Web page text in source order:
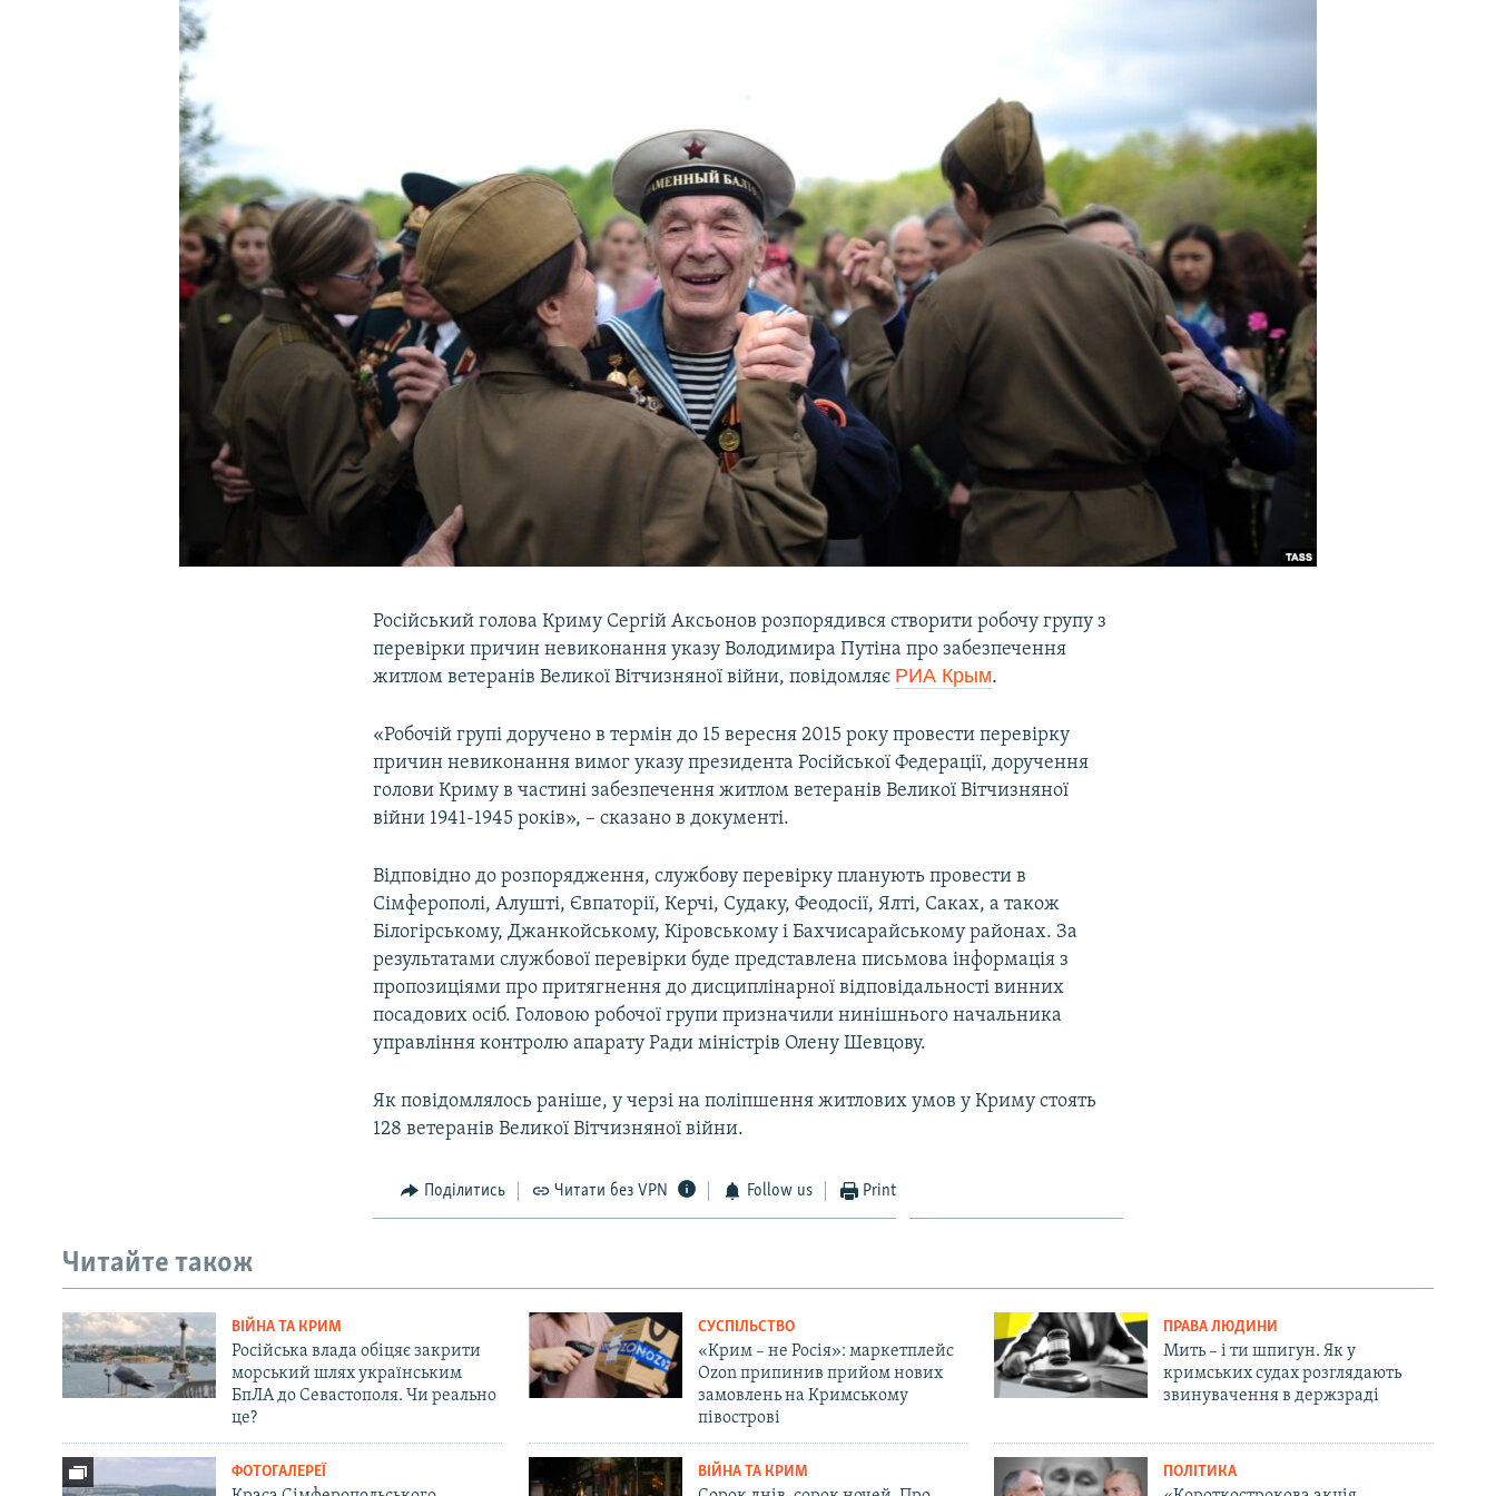
УКРАЇНСЬКА ПРОБЛЕМА КРИМУ
Російський голова Криму Сергій Аксьонов розпорядився створити робочу групу з
перевірки причин невиконання указу Володимира Путіна про забезпечення
житлом ветеранів Великої Вітчизняної війни, повідомляє РИА Крым.
«Робочій групі доручено в термін до 15 вересня 2015 року провести перевірку
причин невиконання вимог указу президента Російської Федерації, доручення
голови Криму в частині забезпечення житлом ветеранів Великої Вітчизняної
війни 1941-1945 років», – сказано в документі.
Відповідно до розпорядження, службову перевірку планують провести в
Сімферополі, Алушті, Євпаторії, Керчі, Судаку, Феодосії, Ялті, Саках, а також
Білогірському, Джанкойському, Кіровському і Бахчисарайському районах. За
результатами службової перевірки буде представлена письмова інформація з
пропозиціями про притягнення до дисциплінарної відповідальності винних
посадових осіб. Головою робочої групи призначили нинішнього начальника
управління контролю апарату Ради міністрів Олену Шевцову.
Як повідомлялось раніше, у черзі на поліпшення житлових умов у Криму стоять
128 ветеранів Великої Вітчизняної війни.
Поділитись Читати без VPN Follow us Print
Читайте також
ВІЙНА ТА КРИМ
Російська влада обіцяє закрити
морський шлях українським
БпЛА до Севастополя. Чи реально
це?
СУСПІЛЬСТВО
«Крим – не Росія»: маркетплейс
Ozon припинив прийом нових
замовлень на Кримському
півострові
ПРАВА ЛЮДИНИ
Мить – і ти шпигун. Як у
кримських судах розглядають
звинувачення в держзраді
ФОТОГАЛЕРЕЇ ВІЙНА ТА КРИМ ПОЛІТИКА